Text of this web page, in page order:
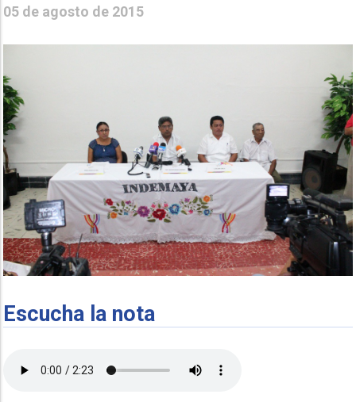
05 de agosto de 2015
Escucha la nota